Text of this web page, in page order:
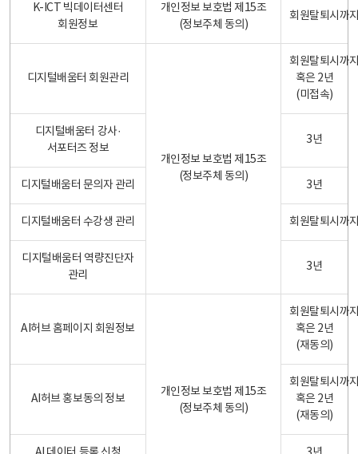
K-ICT 빅데이터센터
회원정보
개인정보 보호법 제15조
(정보주체 동의)
회원탈퇴시까
디지털배움터 회원관리
개인정보 보호법 제15조
(정보주체 동의)
회원탈퇴시까
혹은 2년
(미접속)
디지털배움터 강사·
서포터즈 정보
3년
디지털배움터 문의자 관리 3년
디지털배움터 수강생 관리 회원탈퇴시까
디지털배움터 역량진단자
관리
3년
AI허브 홈페이지 회원정보
개인정보 보호법 제15조
(정보주체 동의)
회원탈퇴시까
혹은 2년
(재동의)
AI허브 홍보동의 정보
회원탈퇴시까
혹은 2년
(재동의)